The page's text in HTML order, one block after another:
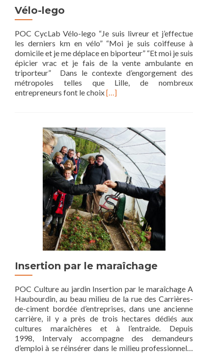
Vélo-lego
POC CycLab Vélo-lego “Je suis livreur et j’effectue
les derniers km en vélo” “Moi je suis coiffeuse à
domicile et je me déplace en biporteur” “Et moi je suis
épicier vrac et je fais de la vente ambulante en
triporteur” Dans le contexte d’engorgement des
métropoles telles que Lille, de nombreux
entrepreneurs font le choixRead
lego
[…]
Insertion par le maraîchage
POC Culture au jardin Insertion par le maraîchage A
Haubourdin, au beau milieu de la rue des Carrières-
de-ciment bordée d’entreprises, dans une ancienne
carrière, il y a près de trois hectares dédiés aux
cultures maraîchères et à l’entraide. Depuis
1998, Intervaly accompagne des demandeurs
d’emploi à se réinsérer dans le milieu professionnel…